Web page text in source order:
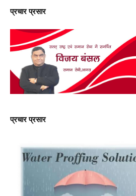
प्रचार प्रसार
प्रचार प्रसार